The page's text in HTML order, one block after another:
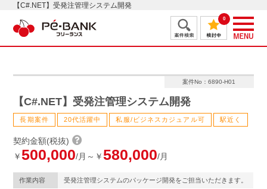
【C#.NET】受発注管理システム開発
0
案件No：6890-H01
【C#.NET】受発注管理システム開発
長期案件 20代活躍中 私服/ビジネスカジュアル可 駅近く
契約金額(税抜)
￥500,000/月～￥580,000/月
作業内容 受発注管理システムのパッケージ開発をご担当いただきます。